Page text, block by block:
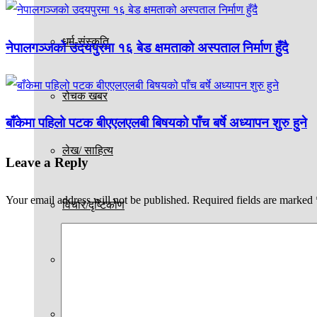
धर्म-संस्कृति
रोचक खबर
लेख/ साहित्य
विचार/दृष्टिकोण
नेपालगञ्जको उदयपुरमा १६ बेड क्षमताको अस्पताल निर्माण हुँदै
बाँकेमा पहिलो पटक बीएएलएलबी बिषयको पाँच बर्षे अध्यापन शुरु हुने
Leave a Reply
Your email address will not be published. Required fields are marked